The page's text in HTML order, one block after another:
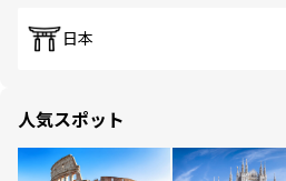
日本
人気スポット